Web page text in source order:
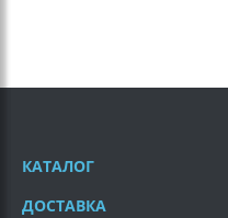
КАТАЛОГ
ДОСТАВКА